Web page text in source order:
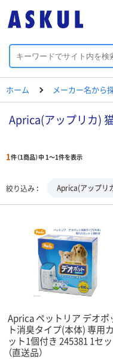
ホーム メーカー名から
Aprica(アップリカ)
1件（1商品）中 1～1件を表示
絞り込み Aprica(アップリ
Aprica ペットリア デオポ
ト消臭タイプ(本体) 専用
ット1個付き 245381 1セ
（直送品）